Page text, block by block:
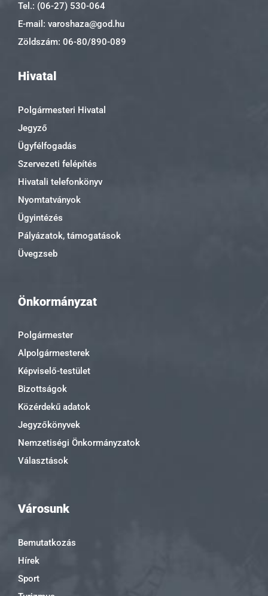
Tel.: (06-27) 530-064
E-mail: varoshaza@god.hu
Zöldszám: 06-80/890-089
Hivatal
Polgármesteri Hivatal
Jegyző
Ügyfélfogadás
Szervezeti felépítés
Hivatali telefonkönyv
Nyomtatványok
Ügyintézés
Pályázatok, támogatások
Üvegzseb
Önkormányzat
Polgármester
Alpolgármesterek
Képviselő-testület
Bizottságok
Közérdekű adatok
Jegyzőkönyvek
Nemzetiségi Önkormányzatok
Választások
Városunk
Bemutatkozás
Hírek
Sport